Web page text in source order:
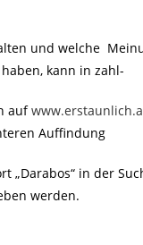
und welche
kann in zahl-
auf
Auffindung
„Darabos“ in der
werden.